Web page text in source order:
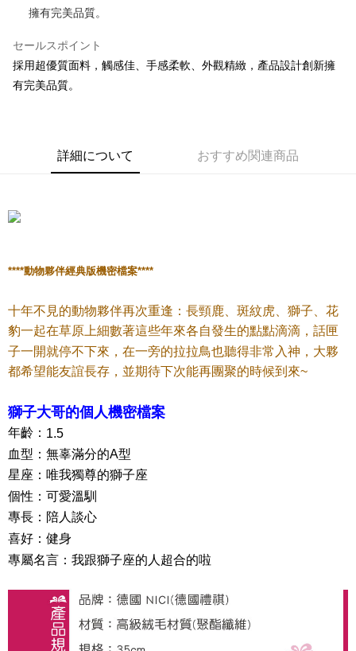
JKOPAY
Easy Wallet
AFTEE代金後払い
2.SMSで認証してお支払い手続を進めてください。
3.注文するときのお支払いは不要です。商品はご指定の住所に配送されま
の場合は、AFTEE アプリプッシュ通知が届きます。
まで延長できます。
お支払期限は、ショップが請求した期日と、AFTEEで延長できる日数をも
とに計算されます。AFTEEで注文すると、商品を受け取るまで支払い期限
を延長できますが、商品を期限内に受け取れない場合があります（例：予
二、支払い限度額
き、限度額が設定されます。
2.決済金額は最低NT$20です。
三、利用規約「AFTEE代金後払い」（以下当サービスという）はネットプ
ます。当サービスご利用の際に提供しなければならない個人情報（注文者
の氏名、電話番号、受取人の氏名、電話番号、受取人住所を含むがこれに
ームページの『個人情報の収集、処理及び利用に関する声明』をご参照く
ださい（https://aftee.tw/privacypolicy/
AFTEEの初回ご利用の際に、審査を通過すれば、最高額がNT$10,000にな
配送方法
配送毎にNT$100、NT$490以上で送料無料
配送毎にNT$100、NT$990以上で送料無料
海外國家
擁有完美品質。
セールスポイント
採用超優質面料，觸感佳、手感柔軟、外觀精緻，產品設計創新擁
有完美品質。
詳細について おすすめ関連商品
****動物夥伴經典版機密檔案****
十年不見的動物夥伴再次重逢：長頸鹿、斑紋虎、獅子、 花
豹一起在草原上細數著這些年來各自發生的點點滴滴， 話匣
子一開就停不下來，在一旁的拉拉鳥也聽得非常入神， 大夥
都希望能友誼長存，並期待下次能再團聚的時候到來~
獅子大哥的個人機密檔案
年齡： 1.5
血型：無辜滿分的A型
星座：唯我獨尊的獅子座
個性：可愛溫馴
專長：陪人談心
喜好：健身
專屬名言：我跟獅子座的人超合的啦